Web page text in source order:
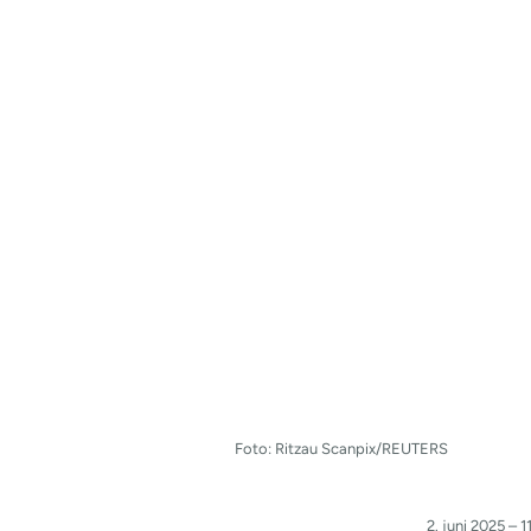
Foto: Ritzau Scanpix/REUTERS
2. juni 2025 –